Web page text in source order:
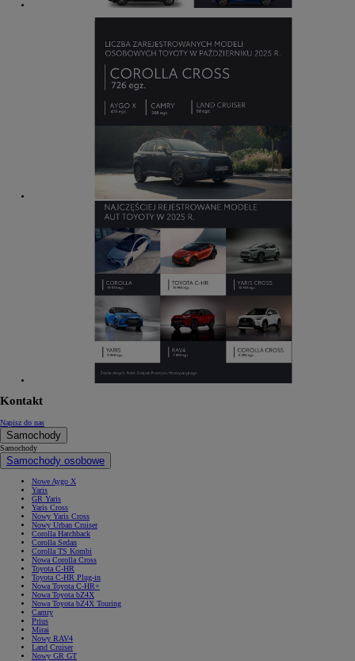
Kontakt
Napisz do nas
Samochody
Samochody
Samochody osobowe
Nowe Aygo X
Yaris
GR Yaris
Yaris Cross
Nowy Yaris Cross
Nowy Urban Cruiser
Corolla Hatchback
Corolla Sedan
Corolla TS Kombi
Nowa Corolla Cross
Toyota C-HR
Toyota C-HR Plug-in
Nowa Toyota C-HR+
Nowa Toyota bZ4X
Nowa Toyota bZ4X Touring
Camry
Prius
Mirai
Nowy RAV4
Land Cruiser
Nowy GR GT